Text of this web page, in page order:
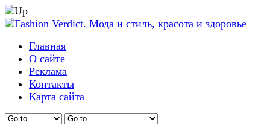
Главная
О сайте
Реклама
Контакты
Карта сайта